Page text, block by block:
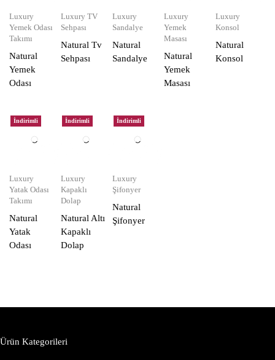
Luxury
Yemek Odası
Takımı
Natural
Yemek
Odası
Luxury TV
Sehpası
Natural Tv
Sehpası
Luxury
Sandalye
Natural
Sandalye
Luxury
Yemek
Masası
Natural
Yemek
Masası
Luxury
Konsol
Natural
Konsol
İndirimli
Luxury
Yatak Odası
Takımı
Natural
Yatak
Odası
İndirimli
Luxury
Kapaklı
Dolap
Natural Altı
Kapaklı
Dolap
İndirimli
Luxury
Şifonyer
Natural
Şifonyer
Ürün Kategorileri